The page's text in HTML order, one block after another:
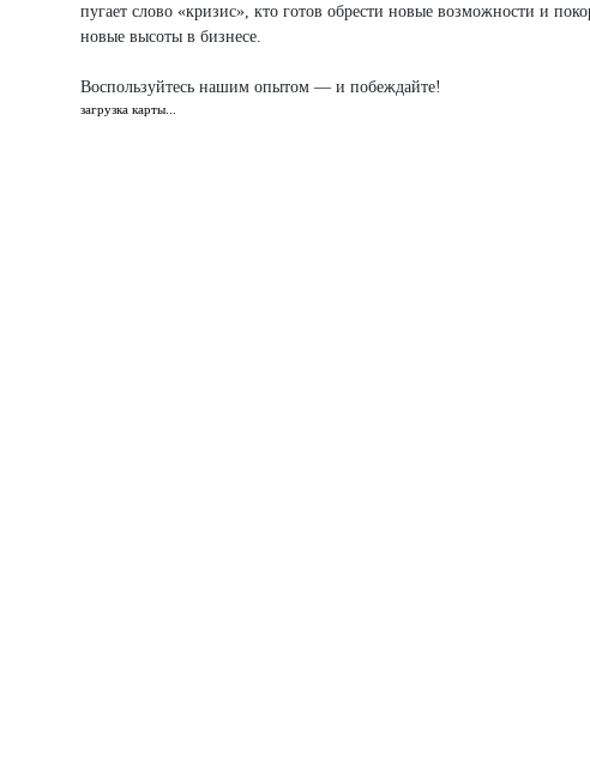
пугает слово «кризис», кто готов обрести новые возможности и
новые высоты в бизнесе.
Воспользуйтесь нашим опытом — и побеждайте!
загрузка карты...